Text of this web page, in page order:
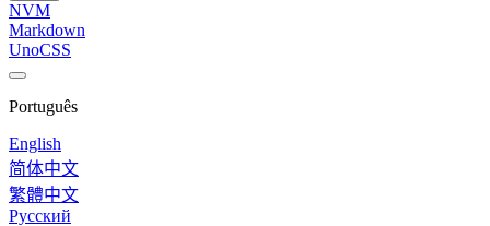
NVM
Markdown
UnoCSS
Português
English
简体中文
繁體中文
Русский